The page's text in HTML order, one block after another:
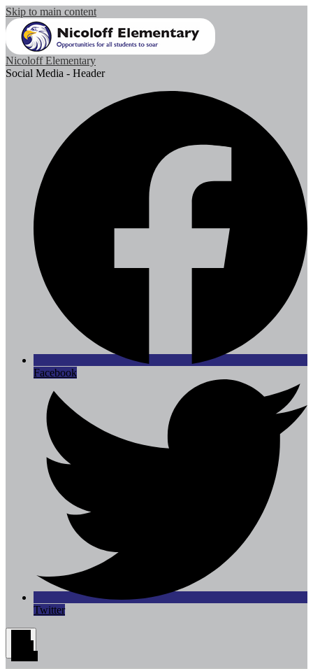
Skip to main content
Nicoloff Elementary
Social Media - Header
Facebook
Twitter